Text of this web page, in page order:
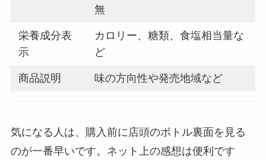
無
栄養成分表
示
カロリー、糖類、食塩相当量な
ど
商品説明 味の方向性や発売地域など
気になる人は、購入前に店頭のボトル裏面を見る
のが一番早いです。ネット上の感想は便利です